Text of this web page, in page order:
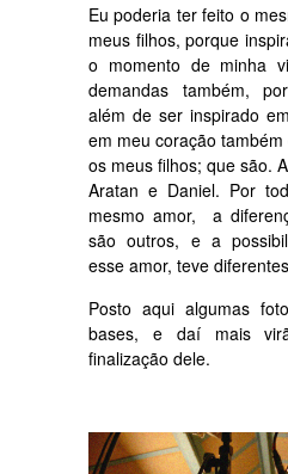
Eu poderia ter feito o
meus filhos, porque
o momento de minha
demandas também,
além de ser inspirado
em meu coração
os meus filhos; que são.
Aratan e Daniel. Por
mesmo amor, a
são outros, e a
esse amor, teve
Posto aqui algumas
bases, e daí mais
finalização dele.